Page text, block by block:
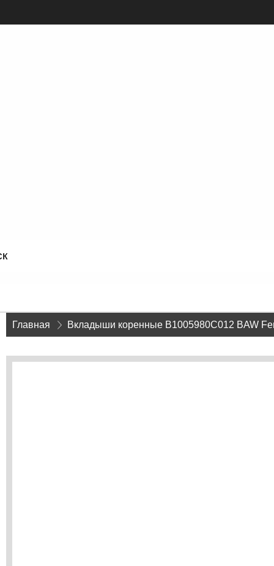
Главная » Вкладыши коренные B1005980C012 BAW